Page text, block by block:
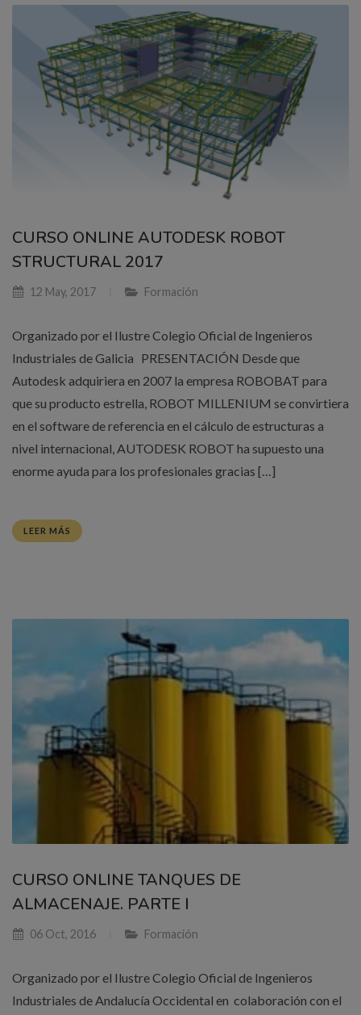
CURSO ONLINE AUTODESK ROBOT
STRUCTURAL 2017
12 May, 2017 Formación
Organizado por el Ilustre Colegio Oficial de Ingenieros
Industriales de Galicia PRESENTACIÓN Desde que
Autodesk adquiriera en 2007 la empresa ROBOBAT para
que su producto estrella, ROBOT MILLENIUM se convirtiera
en el software de referencia en el cálculo de estructuras a
nivel internacional, AUTODESK ROBOT ha supuesto una
enorme ayuda para los profesionales gracias […]
LEER MÁS
CURSO ONLINE TANQUES DE
ALMACENAJE. PARTE I
06 Oct, 2016 Formación
Organizado por el Ilustre Colegio Oficial de Ingenieros
Industriales de Andalucía Occidental en colaboración con el